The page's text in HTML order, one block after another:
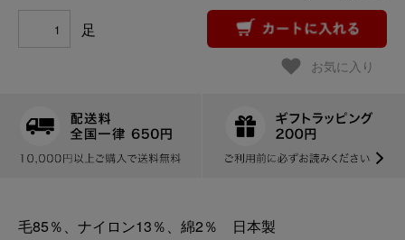
足
お気に入り
毛85％、ナイロン13％、綿2％ 日本製